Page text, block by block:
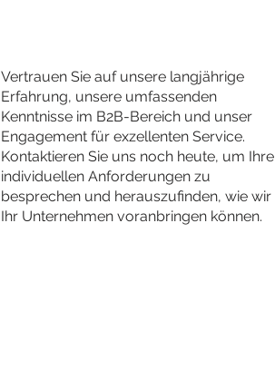
Vertrauen Sie auf unsere langjährige
Erfahrung, unsere umfassenden
Kenntnisse im B2B-Bereich und unser
Engagement für exzellenten Service.
Kontaktieren Sie uns noch heute, um Ihre
individuellen Anforderungen zu
besprechen und herauszufinden, wie wir
Ihr Unternehmen voranbringen können.